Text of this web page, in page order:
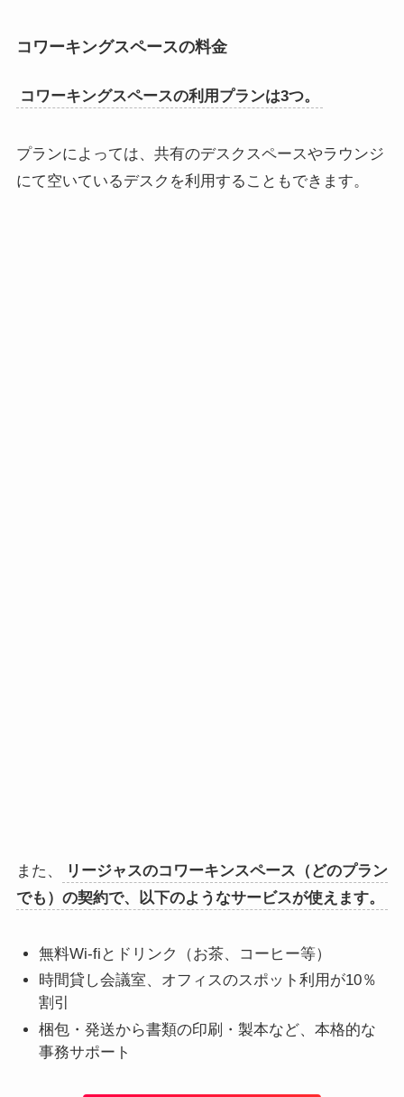
コワーキングスペースの料金
コワーキングスペースの利用プランは3つ。
プランによっては、共有のデスクスペースやラウンジ
にて空いているデスクを利用することもできます。
また、
リージャスのコワーキンスペース（どのプラン
でも）の契約で、以下のようなサービスが使えます。
無料Wi-fiとドリンク（お茶、コーヒー等）
時間貸し会議室、オフィスのスポット利用が10％
割引
梱包・発送から書類の印刷・製本など、本格的な
事務サポート